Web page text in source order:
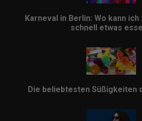
Karneval in Berlin: Wo kann
schnell etwas
Die beliebtesten Süßigkeiten